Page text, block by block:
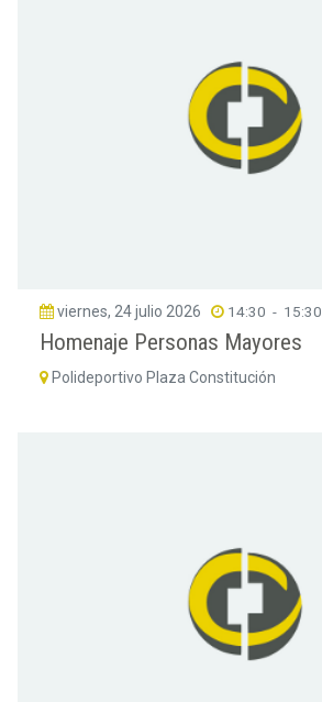
viernes, 24 julio 2026 14:30 - 15:30
Homenaje Personas Mayores
Polideportivo Plaza Constitución